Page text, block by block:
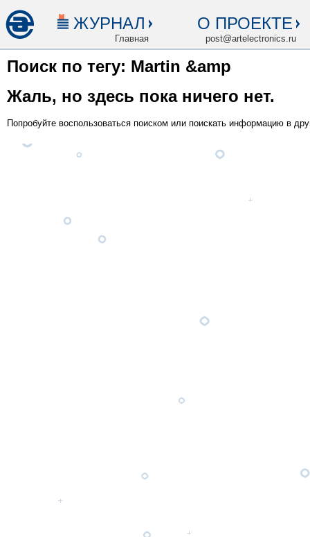
ЖУРНАЛ
Главная
О ПРОЕКТЕ
post@artelectronics.ru
Поиск по тегу: Martin &amp
Жаль, но здесь пока ничего нет.
Попробуйте воспользоваться поиском или поискать информацию в